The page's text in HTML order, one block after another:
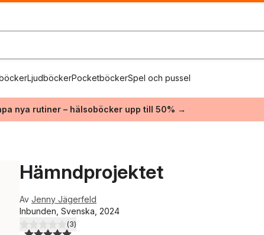
LjudböckerPocketböckerSpel och pussel
nya rutiner – hälsoböcker upp till 50% →
Hämndprojektet
Av Jenny Jägerfeld
Inbunden, Svenska, 2024
5,0utav 5 stjärnor. Totalt antal röster:
(3)